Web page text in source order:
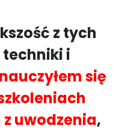
z tych
i
nauczyłem się
uwodzenia,